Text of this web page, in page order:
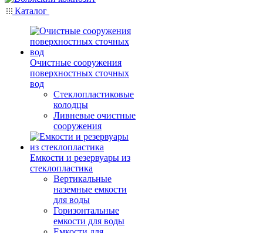
Каталог
Очистные сооружения
поверхностных сточных
вод
Стеклопластиковые
колодцы
Ливневые очистные
сооружения
Емкости и резервуары из
стеклопластика
Вертикальные
наземные емкости
для воды
Горизонтальные
емкости для воды